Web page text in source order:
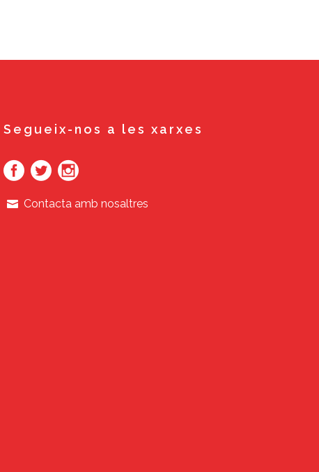
Segueix-nos a les xarxes
Contacta amb nosaltres